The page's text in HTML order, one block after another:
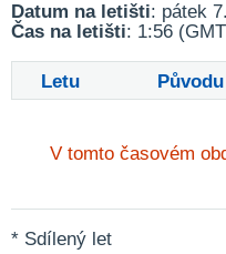
Datum na letišti: pátek
Čas na letišti: 1:56
Letu Původu
V tomto časovém
* Sdílený let